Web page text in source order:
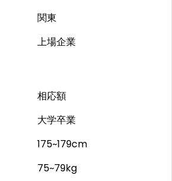
関東
上場企業
相応額
大学卒業
175~179cm
75~79kg